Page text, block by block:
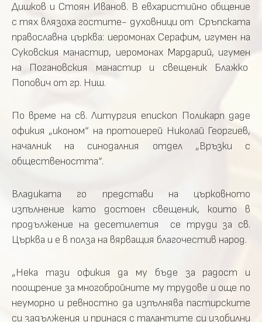
Дишков и Стоян Иванов. В евхаристийно общение
с тях влязоха гостите- духовници от Сръпската
православна църква: иеромонах Серафим, игумен на
Суковския манастир, иеромонах Мардарий, игумен
на Погановския манастир и свещеник Блажко
Попович от гр. Ниш.
По време на св. Литургия епископ Поликарп даде
офикия „иконом“ на протоиерей Николай Георгиев,
началник на синодалния отдел „Връзки с
обществеността“.
Владиката го представи на църковното
изпълнение като достоен свещеник, които в
продължение на десетилетия се труди за св.
Църква и е в полза на вярващия благочестив народ.
„Нека тази офикия да му бъде за радост и
поощрение за многобройните му трудове и още по
неуморно и ревностно да изпълнява пастирските
си задължения и принася с талантите си изобилни